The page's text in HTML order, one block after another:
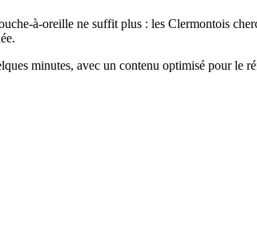
à-oreille ne suffit plus : les Clermontois
minutes, avec un contenu optimisé pour le